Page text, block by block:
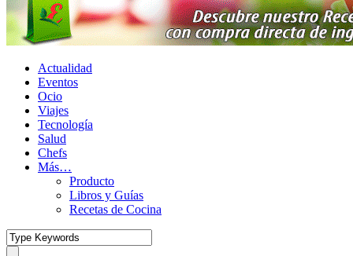
Actualidad
Eventos
Ocio
Viajes
Tecnología
Salud
Chefs
Más…
Producto
Libros y Guías
Recetas de Cocina